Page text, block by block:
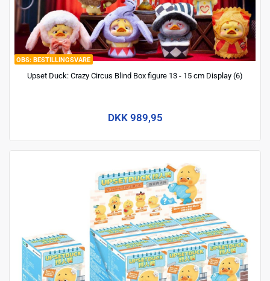
BESTILLINGSVARE
Upset Duck: Crazy Circus Blind Box figure 13 - 15 cm Display (6)
DKK 989,95